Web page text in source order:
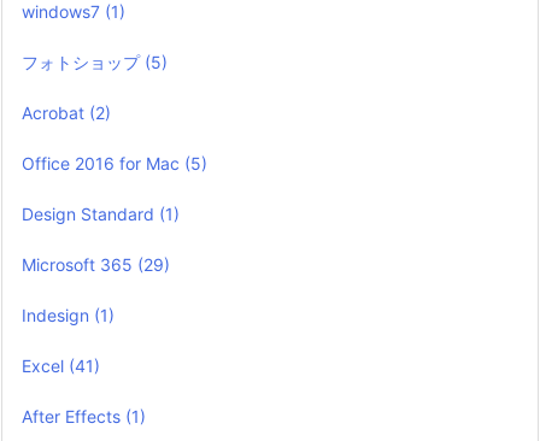
windows7 (1)
フォトショップ (5)
Acrobat (2)
Office 2016 for Mac (5)
Design Standard (1)
Microsoft 365 (29)
Indesign (1)
Excel (41)
After Effects (1)